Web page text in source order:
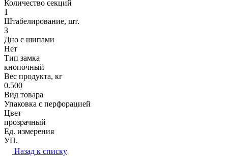
Количество секций
1
Штабелирование, шт.
3
Дно с шипами
Нет
Тип замка
кнопочный
Вес продукта, кг
0.500
Вид товара
Упаковка с перфорацией
Цвет
прозрачный
Ед. измерения
УП.
Назад к списку